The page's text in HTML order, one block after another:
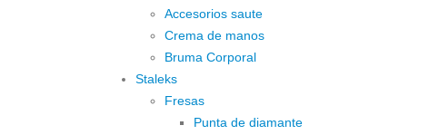
Accesorios saute
Crema de manos
Bruma Corporal
Staleks
Fresas
Punta de diamante